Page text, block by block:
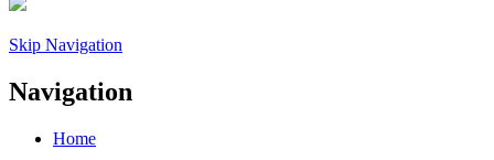
Skip Navigation
Navigation
Home